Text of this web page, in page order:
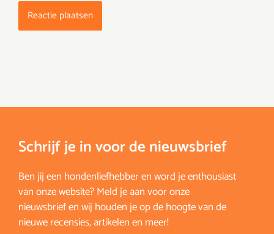
Schrijf je in voor de nieuwsbrief
Ben jij een hondenliefhebber en word je enthousiast
van onze website? Meld je aan voor onze
nieuwsbrief en wij houden je op de hoogte van de
nieuwe recensies, artikelen en meer!